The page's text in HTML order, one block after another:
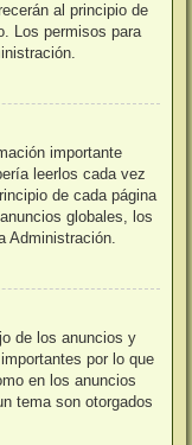
al principio de
Los permisos para
importante
leerlos cada vez
de cada página
globales, los
Administración.
de los anuncios y
por lo que
en los anuncios
tema son otorgados